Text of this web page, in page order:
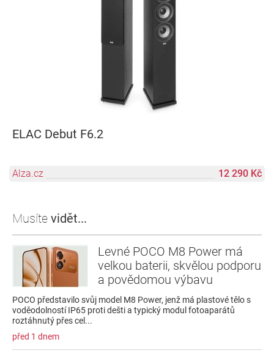
ELAC Debut F6.2
Alza.cz 12 290 Kč
Musíte vidět...
Levné POCO M8 Power má
velkou baterii, skvělou podporu
a povědomou výbavu
POCO představilo svůj model M8 Power, jenž má plastové tělo s
voděodolností IP65 proti dešti a typický modul fotoaparátů
roztáhnutý přes cel...
před 1 dnem